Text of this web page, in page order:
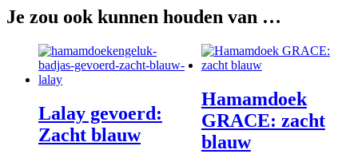
Je zou ook kunnen houden van …
Lalay gevoerd:
Zacht blauw
Hamamdoek
GRACE: zacht
blauw